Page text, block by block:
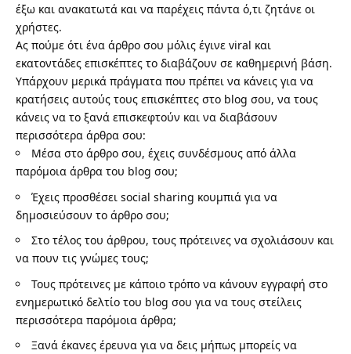
έξω και ανακατωτά και να παρέχεις πάντα ό,τι ζητάνε οι
χρήστες.
Ας πούμε ότι ένα άρθρο σου μόλις έγινε viral και
εκατοντάδες επισκέπτες το διαβάζουν σε καθημερινή βάση.
Υπάρχουν μερικά πράγματα που πρέπει να κάνεις για να
κρατήσεις αυτούς τους επισκέπτες στο blog σου, να τους
κάνεις να το ξανά επισκεφτούν και να διαβάσουν
περισσότερα άρθρα σου:
Μέσα στο άρθρο σου, έχεις συνδέσμους από άλλα
παρόμοια άρθρα του blog σου;
Έχεις προσθέσει social sharing κουμπιά για να
δημοσιεύσουν το άρθρο σου;
Στο τέλος του άρθρου, τους πρότεινες να σχολιάσουν και
να πουν τις γνώμες τους;
Τους πρότεινες με κάποιο τρόπο να κάνουν εγγραφή στο
ενημερωτικό δελτίο του blog σου για να τους στείλεις
περισσότερα παρόμοια άρθρα;
Ξανά έκανες έρευνα για να δεις μήπως μπορείς να